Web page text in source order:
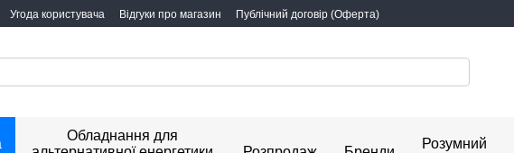
Угода користувача Відгуки про магазин Публічний договір (Оферта)
Обладнання для
Розумний